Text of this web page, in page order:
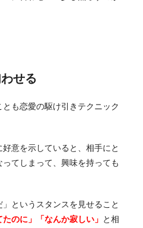
せる
も恋愛の駆け引きテクニック
意を示していると、相手にと
てしまって、興味を持っても
というスタンスを見せること
のに」「なんか寂しい」 と相